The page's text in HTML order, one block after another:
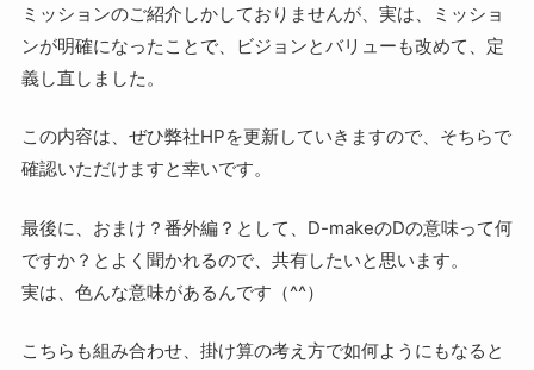
ミッションのご紹介しかしておりませんが、実は、ミッショ
ンが明確になったことで、ビジョンとバリューも改めて、定
義し直しました。
この内容は、ぜひ弊社HPを更新していきますので、そちらで
確認いただけますと幸いです。
最後に、おまけ？番外編？として、D-makeのDの意味って何
ですか？とよく聞かれるので、共有したいと思います。
実は、色んな意味があるんです（^^）
こちらも組み合わせ、掛け算の考え方で如何ようにもなると